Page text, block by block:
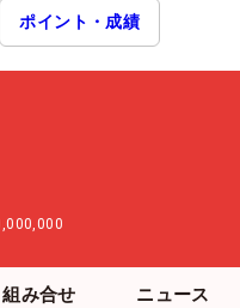
ポイント・成績
組み合せ ニュース